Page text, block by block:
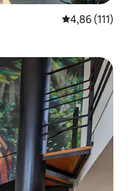
4,86 de uma
4,86 (111)